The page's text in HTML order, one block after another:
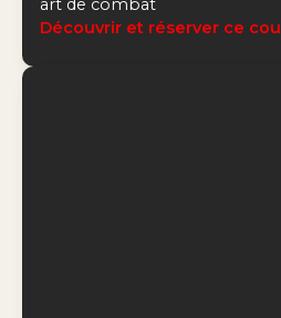
art de combat
Découvrir et réserver ce